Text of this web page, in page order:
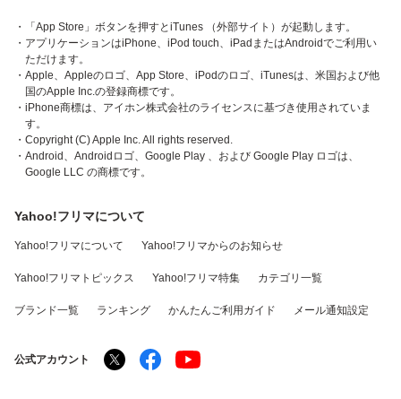
・「App Store」ボタンを押すとiTunes （外部サイト）が起動します。
・アプリケーションはiPhone、iPod touch、iPadまたはAndroidでご利用い
ただけます。
・Apple、Appleのロゴ、App Store、iPodのロゴ、iTunesは、米国および他
国のApple Inc.の登録商標です。
・iPhone商標は、アイホン株式会社のライセンスに基づき使用されていま
す。
・Copyright (C) Apple Inc. All rights reserved.
・Android、Androidロゴ、Google Play 、および Google Play ロゴは、
Google LLC の商標です。
Yahoo!フリマについて
Yahoo!フリマについて Yahoo!フリマからのお知らせ
Yahoo!フリマトピックス Yahoo!フリマ特集 カテゴリ一覧
ブランド一覧 ランキング かんたんご利用ガイド メール通知設定
公式アカウント